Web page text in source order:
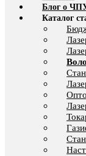
Блог о
Каталог